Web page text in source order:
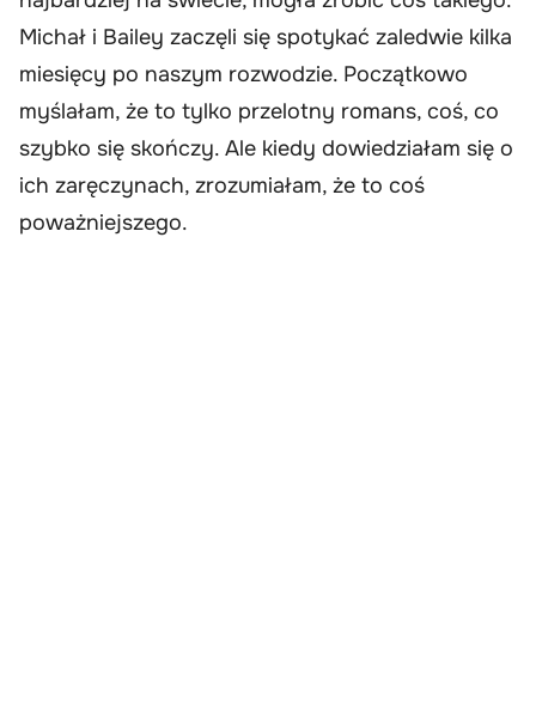
Michał i Bailey zaczęli się spotykać zaledwie kilka
miesięcy po naszym rozwodzie. Początkowo
myślałam, że to tylko przelotny romans, coś, co
szybko się skończy. Ale kiedy dowiedziałam się o
ich zaręczynach, zrozumiałam, że to coś
poważniejszego.